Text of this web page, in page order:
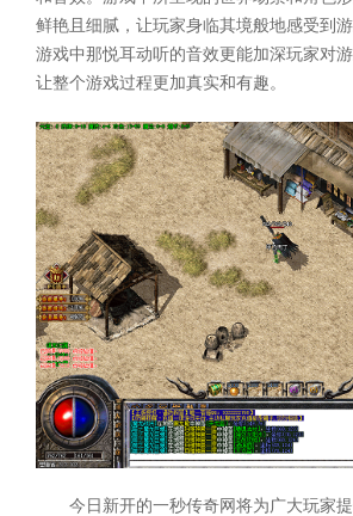
鲜艳且细腻，让玩家身临其境般地感受到游
游戏中那悦耳动听的音效更能加深玩家对
让整个游戏过程更加真实和有趣。
今日新开的一秒传奇网将为广大玩家